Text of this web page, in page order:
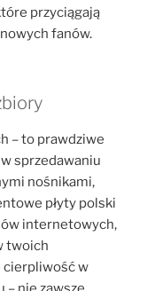
przyciągają
fanów.
– to prawdziwe
sprzedawaniu
nośnikami,
płyty polski
internetowych,
twoich
cierpliwość w